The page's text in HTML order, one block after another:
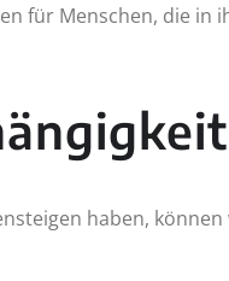
für Menschen, die in
haben,